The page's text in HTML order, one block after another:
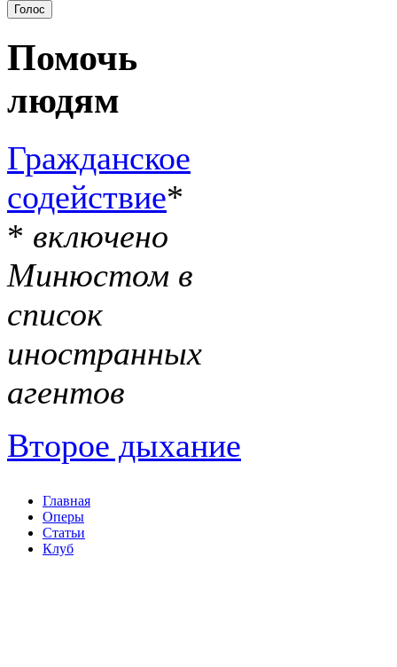
Помочь
людям
Гражданское
содействие*
* включено
Минюстом в
список
иностранных
агентов
Второе дыхание
Главная
Оперы
Статьи
Клуб